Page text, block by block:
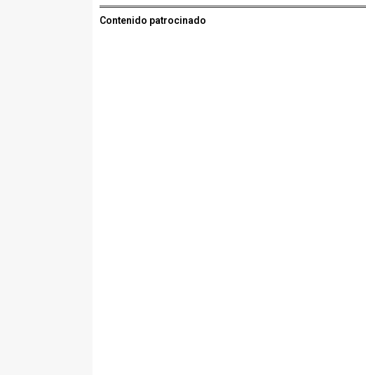
Contenido patrocinado